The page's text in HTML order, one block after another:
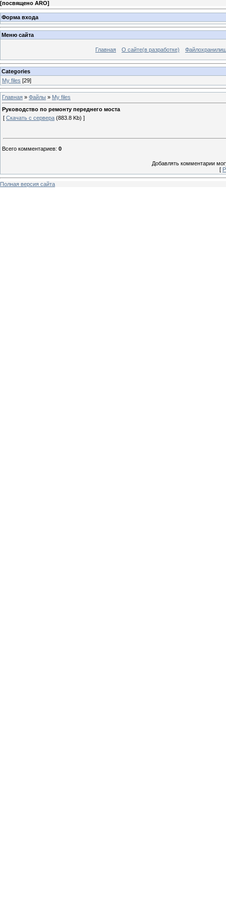
[посвящено ARO]
Форма входа
Меню сайта
Главная О сайте(в разработке)
Categories
My files [29]
Главная » Файлы » My files
Руководство по ремонту переднего моста
[ Скачать с сервера (883.8 Kb) ]
Всего комментариев: 0
Добавлять комментарии
[
Полная версия сайта